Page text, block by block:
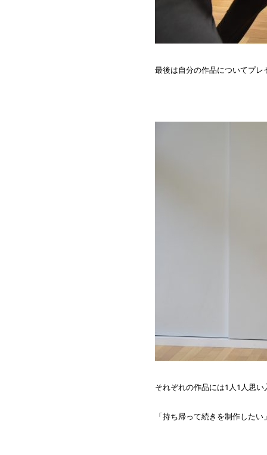
最後は自分の作品についてプ
それぞれの作品には1人1人思
「持ち帰って続きを制作した